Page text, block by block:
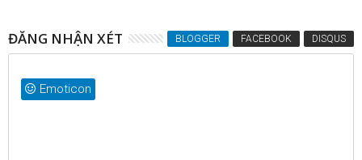
ĐĂNG NHẬN XÉT BLOGGER FACEBOOK DISQUS
Emoticon